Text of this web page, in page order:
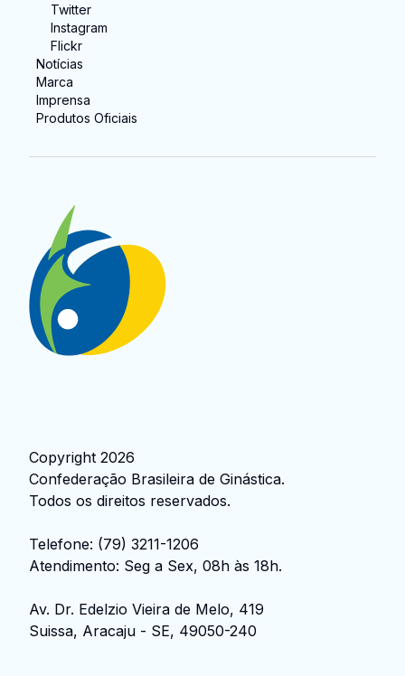
Twitter
Instagram
Flickr
Notícias
Marca
Imprensa
Produtos Oficiais
Copyright 2026
Confederação Brasileira de Ginástica.
Todos os direitos reservados.
Telefone: (79) 3211-1206
Atendimento: Seg a Sex, 08h às 18h.
Av. Dr. Edelzio Vieira de Melo, 419
Suissa, Aracaju - SE, 49050-240